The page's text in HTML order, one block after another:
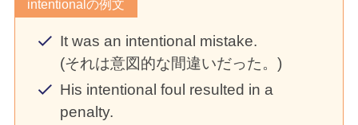
intentionalの例文
It was an intentional mistake.
(それは意図的な間違いだった。)
His intentional foul resulted in a
penalty.